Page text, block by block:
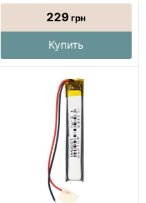
229грн
Купить